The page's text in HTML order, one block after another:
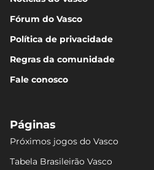
Fórum do Vasco
Política de privacidade
Regras da comunidade
Fale conosco
Páginas
Próximos jogos do Vasco
Tabela Brasileirão Vasco